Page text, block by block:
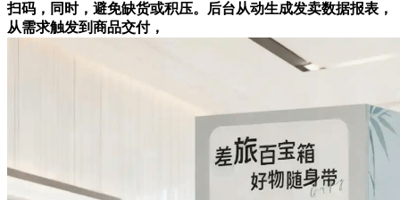
扫码，同时，避免缺货或积压。后台从动生成发卖数据报表，
从需求触发到商品交付，